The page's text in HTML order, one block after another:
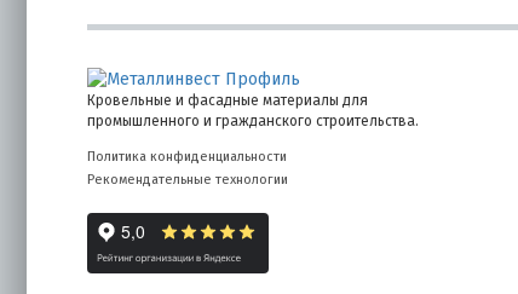
Кровельные и фасадные материалы для
промышленного и гражданского строительства.
Политика конфиденциальности
Рекомендательные технологии